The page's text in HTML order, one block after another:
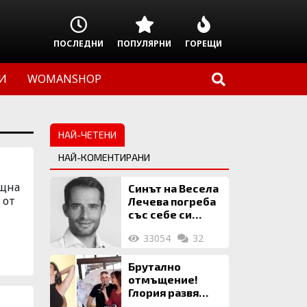
ПОСЛЕДНИ ПОПУЛЯРНИ ГОРЕЩИ
WOMANSHOP
НАЙ-ЧЕТЕНИ
НАЙ-КОМЕНТИРАНИ
Синът на Весела
Лечева погреба
със себе си
млн. евро
33054 32
Брутално
отмъщение!
Глория развя